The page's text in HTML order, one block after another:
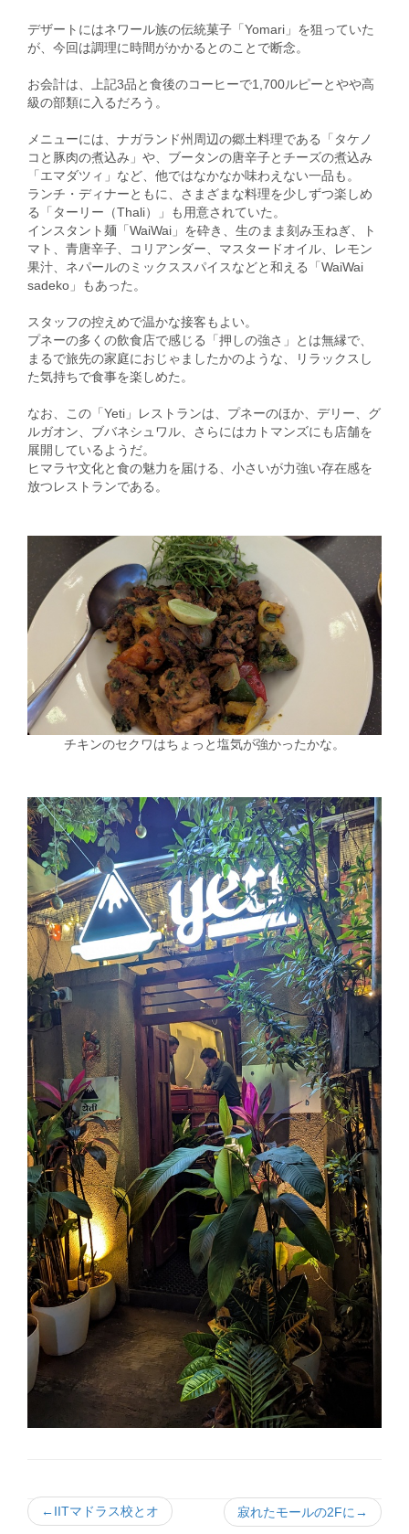
デザートにはネワール族の伝統菓子「Yomari」を狙っていた
が、今回は調理に時間がかかるとのことで断念。
お会計は、上記3品と食後のコーヒーで1,700ルピーとやや高
級の部類に入るだろう。
メニューには、ナガランド州周辺の郷土料理である「タケノ
コと豚肉の煮込み」や、ブータンの唐辛子とチーズの煮込み
「エマダツィ」など、他ではなかなか味わえない一品も。
ランチ・ディナーともに、さまざまな料理を少しずつ楽しめ
る「ターリー（Thali）」も用意されていた。
インスタント麺「WaiWai」を砕き、生のまま刻み玉ねぎ、ト
マト、青唐辛子、コリアンダー、マスタードオイル、レモン
果汁、ネパールのミックススパイスなどと和える「WaiWai
sadeko」もあった。
スタッフの控えめで温かな接客もよい。
プネーの多くの飲食店で感じる「押しの強さ」とは無縁で、
まるで旅先の家庭におじゃましたかのような、リラックスし
た気持ちで食事を楽しめた。
なお、この「Yeti」レストランは、プネーのほか、デリー、グ
ルガオン、ブバネシュワル、さらにはカトマンズにも店舗を
展開しているようだ。
ヒマラヤ文化と食の魅力を届ける、小さいが力強い存在感を
放つレストランである。
チキンのセクワはちょっと塩気が強かったかな。
←IITマドラス校とオ 寂れたモールの2Fに→